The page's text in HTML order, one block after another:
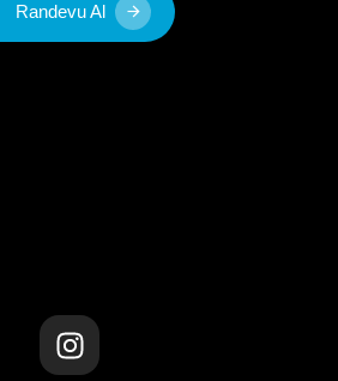
Randevu Al